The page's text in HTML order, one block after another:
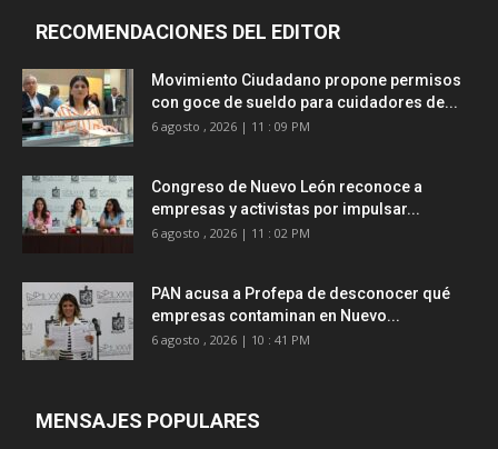
RECOMENDACIONES DEL EDITOR
Movimiento Ciudadano propone permisos
con goce de sueldo para cuidadores de...
6 agosto , 2026 | 11 : 09 PM
Congreso de Nuevo León reconoce a
empresas y activistas por impulsar...
6 agosto , 2026 | 11 : 02 PM
PAN acusa a Profepa de desconocer qué
empresas contaminan en Nuevo...
6 agosto , 2026 | 10 : 41 PM
MENSAJES POPULARES